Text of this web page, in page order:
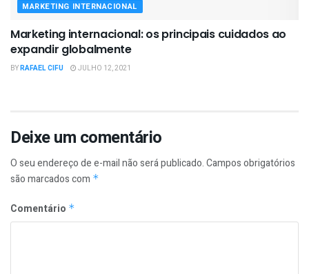
MARKETING INTERNACIONAL
Marketing internacional: os principais cuidados ao
expandir globalmente
BYRAFAEL CIFU JULHO 12, 2021
Deixe um comentário
O seu endereço de e-mail não será publicado.Campos obrigatórios
são marcados com *
Comentário *